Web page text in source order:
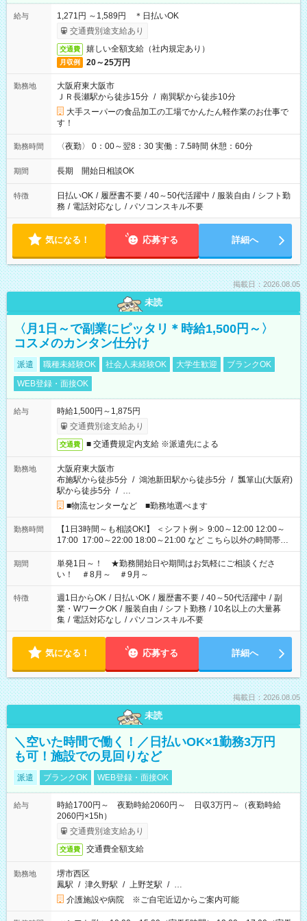
給与
1,271円 ～1,589円 ＊日払いOK
交通費別途支給あり
交通費 嬉しい全額支給（社内規定あり）
月収例 20～25万円
勤務地
大阪府東大阪市
ＪＲ長瀬駅から徒歩15分 / 南巽駅から徒歩10分
大手スーパーの食品加工の工場でかんたん軽作業のお仕事で
す！
勤務時間 〈夜勤〉 0：00～翌8：30 実働：7.5時間 休憩：60分
期間 長期 開始日相談OK
特徴 日払いOK / 履歴書不要 / 40～50代活躍中 / 服装自由 / シフト勤
務 / 電話対応なし / パソコンスキル不要
気になる！ 応募する 詳細へ
掲載日：2026.08.05
未読
〈月1日～で副業にピッタリ＊時給1,500円～〉
コスメのカンタン仕分け
派遣 職種未経験OK 社会人未経験OK 大学生歓迎
ブランクOK
WEB登録・面接OK
給与
時給1,500円～1,875円
交通費別途支給あり
交通費 ■ 交通費規定内支給 ※派遣先による
勤務地
大阪府東大阪市
布施駅から徒歩5分 / 鴻池新田駅から徒歩5分 / 瓢箪山(大阪府)
駅から徒歩5分 / …
■物流センターなど ■勤務地選べます
勤務時間
【1日3時間～も相談OK!】 ＜シフト例＞ 9:00～12:00 12:00～
17:00 17:00～22:00 18:00～21:00 など こちら以外の時間帯も
お気軽にご相談ください！
期間
単発1日～！ ★勤務開始日や期間はお気軽にご相談くださ
い！ ＃8月～ ＃9月～
特徴 週1日からOK / 日払いOK / 履歴書不要 / 40～50代活躍中 / 副
業・WワークOK / 服装自由 / シフト勤務 / 10名以上の大量募
集 / 電話対応なし / パソコンスキル不要
気になる！ 応募する 詳細へ
掲載日：2026.08.05
未読
＼空いた時間で働く！／日払いOK×1勤務3万円
も可！施設での見回りなど
派遣 ブランクOK WEB登録・面接OK
給与
時給1700円～ 夜勤時給2060円～ 日収3万円～（夜勤時給
2060円×15h）
交通費別途支給あり
交通費 交通費全額支給
勤務地
堺市西区
鳳駅 / 津久野駅 / 上野芝駅 / …
介護施設や病院 ※ご自宅近辺からご案内可能